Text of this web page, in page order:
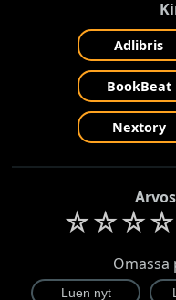
Adlibris
BookBeat
Nextory
☆☆☆☆
Omassa